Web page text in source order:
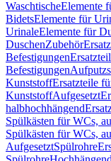
WaschtischeElemente
BidetsElemente für
UrinaleElemente für
DuschenZubehör
Befestigungen
Befestigungen
KunststoffErsatzteile
KunststoffAufgesetzt
halbhochhängend
Spülkästen für WCs,
Spülkästen für WCs,
AufgesetztSpülrohre